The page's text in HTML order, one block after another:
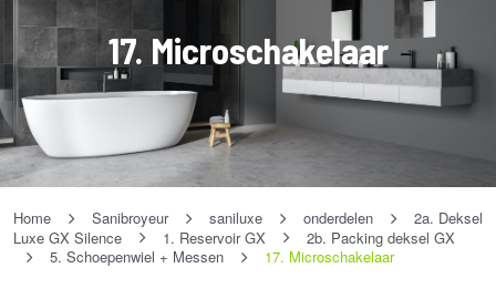
17. Microschakelaar
Home Sanibroyeur saniluxe onderdelen
2a. Deksel
Luxe GX Silence
1. Reservoir GX
2b. Packing deksel GX
5. Schoepenwiel + Messen
17. Microschakelaar